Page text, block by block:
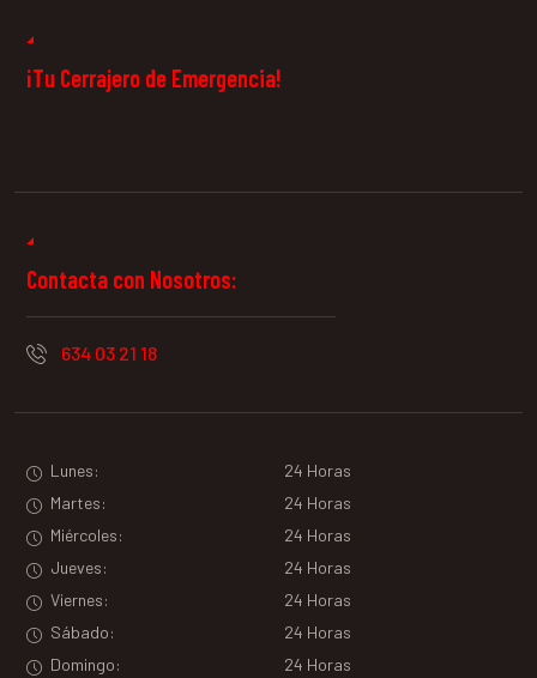
¡Tu Cerrajero de Emergencia!
Contacta con Nosotros:
634 03 21 18
Lunes:
24 Horas
Martes:
24 Horas
Miércoles:
24 Horas
Jueves:
24 Horas
Viernes:
24 Horas
Sábado:
24 Horas
Domingo:
24 Horas